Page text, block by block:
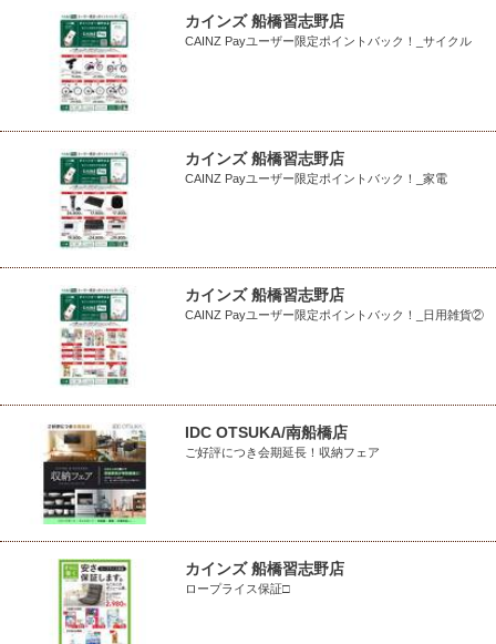
カインズ 船橋習志野店
CAINZ Payユーザー限定ポイントバック！_サイクル
カインズ 船橋習志野店
CAINZ Payユーザー限定ポイントバック！_家電
カインズ 船橋習志野店
CAINZ Payユーザー限定ポイントバック！_日用雑貨②
IDC OTSUKA/南船橋店
ご好評につき会期延長！収納フェア
カインズ 船橋習志野店
ロープライス保証□